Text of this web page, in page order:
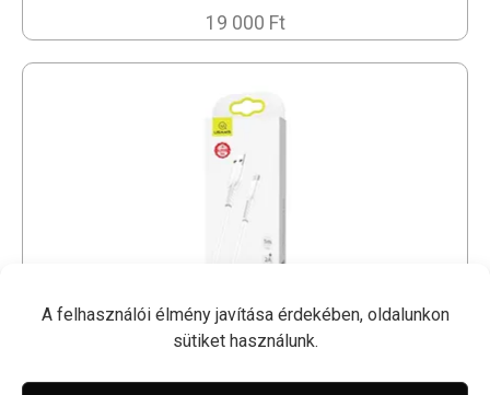
A felhasználói élmény javítása érdekében, oldalunkon
sütiket használunk.
19 000 Ft
1M USB Kábel - USAMS